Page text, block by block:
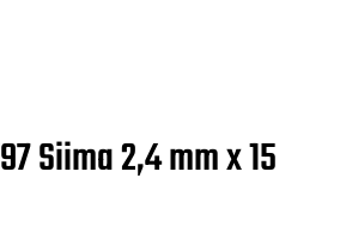
Siima 2,4 mm x 15